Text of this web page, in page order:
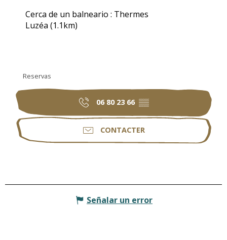
Cerca de un balneario : Thermes
Luzéa (1.1km)
Reservas
06 80 23 66 ▒▒
CONTACTER
Señalar un error